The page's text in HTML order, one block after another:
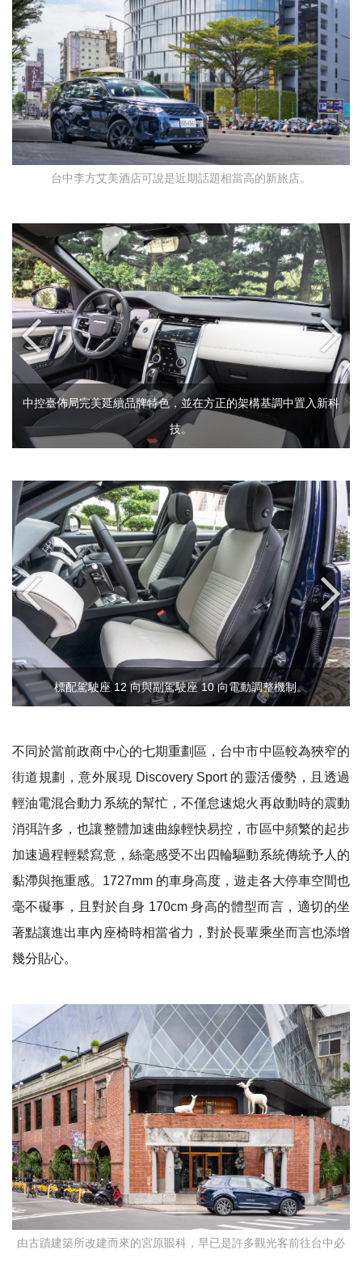
台中李方艾美酒店可說是近期話題相當高的新旅店。
中控臺佈局完美延續品牌特色，並在方正的架構基調中置入新科
技。
標配駕駛座 12 向與副駕駛座 10 向電動調整機制。
不同於當前政商中心的七期重劃區，台中市中區較為狹窄的
街道規劃，意外展現 Discovery Sport 的靈活優勢，且透過
輕油電混合動力系統的幫忙，不僅怠速熄火再啟動時的震動
消弭許多，也讓整體加速曲線輕快易控，市區中頻繁的起步
加速過程輕鬆寫意，絲毫感受不出四輪驅動系統傳統予人的
黏滯與拖重感。 1727mm 的車身高度，遊走各大停車空間也
毫不礙事，且對於自身 170cm身高的體型而言，適切的坐
著點讓進出車內座椅時相當省力，對於長輩乘坐而言也添增
幾分貼心。
由古蹟建築所改建而來的宮原眼科，早已是許多觀光客前往台中必